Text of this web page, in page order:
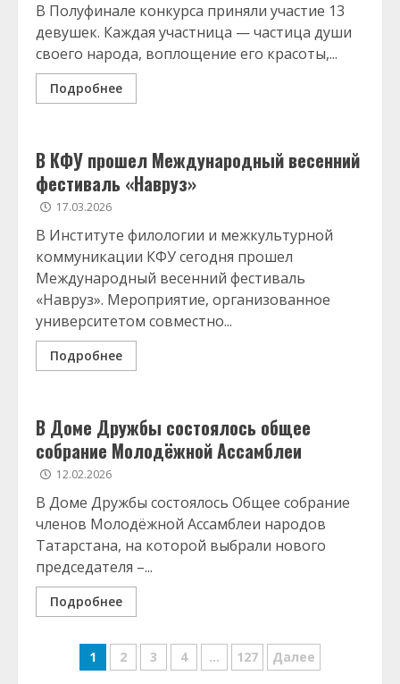
В Полуфинале конкурса приняли участие 13
девушек. Каждая участница — частица души
своего народа, воплощение его красоты,...
Подробнее
В КФУ прошел Международный весенний
фестиваль «Навруз»
17.03.2026
В Институте филологии и межкультурной
коммуникации КФУ сегодня прошел
Международный весенний фестиваль
«Навруз». Мероприятие, организованное
университетом совместно...
Подробнее
В Доме Дружбы состоялось общее
собрание Молодёжной Ассамблеи
12.02.2026
В Доме Дружбы состоялось Общее собрание
членов Молодёжной Ассамблеи народов
Татарстана, на которой выбрали нового
председателя –...
Подробнее
Навигация
1 2 3 4 … 127 Далее